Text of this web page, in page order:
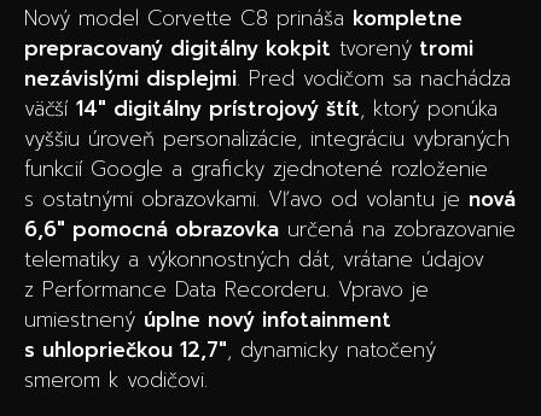
Nový model Corvette C8 prináša kompletne
prepracovaný digitálny kokpit tvorený tromi
nezávislými displejmi. Pred vodičom sa nachádza
väčší 14″ digitálny prístrojový štít, ktorý ponúka
vyššiu úroveň personalizácie, integráciu vybraných
funkcií Google a graficky zjednotené rozloženie
s ostatnými obrazovkami. Vľavo od volantu je nová
6,6″ pomocná obrazovka určená na zobrazovanie
telematiky a výkonnostných dát, vrátane údajov
z Performance Data Recorderu. Vpravo je
umiestnený úplne nový infotainment
s uhlopriečkou 12,7″, dynamicky natočený
smerom k vodičovi.